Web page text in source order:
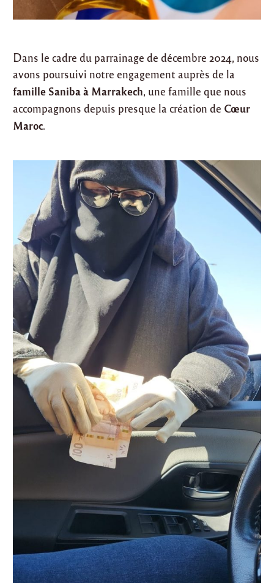
Dans le cadre du parrainage de décembre 2024, nous
avons poursuivi notre engagement auprès de la
famille Saniba à Marrakech, une famille que nous
accompagnons depuis presque la création de Cœur
Maroc.